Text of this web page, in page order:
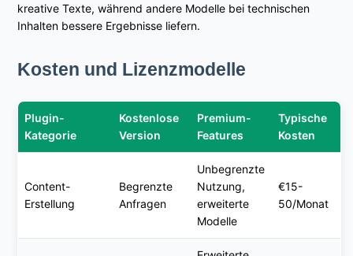
kreative Texte, während andere Modelle bei technischen
Inhalten bessere Ergebnisse liefern.
Kosten und Lizenzmodelle
Plugin-
Kategorie
Kostenlose
Version
Premium-
Features
Typische
Kosten
Content-
Erstellung
Begrenzte
Anfragen
Unbegrenzte
Nutzung,
erweiterte
Modelle
€15-
50/Monat